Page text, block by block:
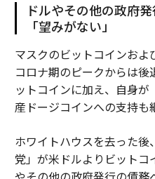
ドルやその他の政府
「望みがない」
マスクのビットコインお
コロナ期のピークからは
ットコインに加え、自身
産ドージコインへの支持も
ホワイトハウスを去った後
党」が米ドルよりビット